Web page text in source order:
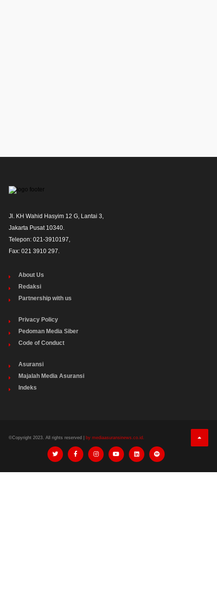
Jl. KH Wahid Hasyim 12 G, Lantai 3,
Jakarta Pusat 10340.
Telepon: 021-3910197,
Fax: 021 3910 297.
About Us
Redaksi
Partnership with us
Privacy Policy
Pedoman Media Siber
Code of Conduct
Asuransi
Majalah Media Asuransi
Indeks
©Copyright 2023. All rights reserved | by mediaasuransinews.co.id.